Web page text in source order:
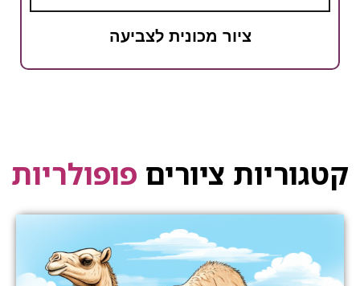
ציור מכונית לצביעה
קטגוריות ציורים פופולריות